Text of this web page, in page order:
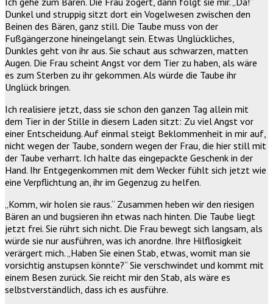
Dunkel und struppig sitzt dort ein Vogelwesen zwischen den
Beinen des Bären, ganz still. Die Taube muss von der
Fußgängerzone hineingelangt sein. Etwas Unglückliches,
Dunkles geht von ihr aus. Sie schaut aus schwarzen, matten
Augen. Die Frau scheint Angst vor dem Tier zu haben, als wäre
es zum Sterben zu ihr gekommen. Als würde die Taube ihr
Unglück bringen.
Ich realisiere jetzt, dass sie schon den ganzen Tag allein mit
dem Tier in der Stille in diesem Laden sitzt: Zu viel Angst vor
einer Entscheidung. Auf einmal steigt Beklommenheit in mir auf,
nicht wegen der Taube, sondern wegen der Frau, die hier still mit
der Taube verharrt. Ich halte das eingepackte Geschenk in der
Hand. Ihr Entgegenkommen mit dem Wecker fühlt sich jetzt wie
eine Verpflichtung an, ihr im Gegenzug zu helfen.
„Komm, wir holen sie raus.“ Zusammen heben wir den riesigen
Bären an und bugsieren ihn etwas nach hinten. Die Taube liegt
jetzt frei. Sie rührt sich nicht. Die Frau bewegt sich langsam, als
würde sie nur ausführen, was ich anordne. Ihre Hilflosigkeit
verärgert mich. „Haben Sie einen Stab, etwas, womit man sie
vorsichtig anstupsen könnte?“ Sie verschwindet und kommt mit
einem Besen zurück. Sie reicht mir den Stab, als wäre es
selbstverständlich, dass ich es ausführe.